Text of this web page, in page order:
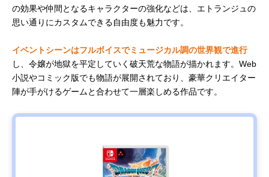
の効果や仲間となるキャラクターの強化などは、エトランジュの
思い通りにカスタムできる自由度も魅力です。
イベントシーンはフルボイスでミュージカル調の世界観で進行
し、令嬢が地獄を平定していく破天荒な物語が描かれます。Web
小説やコミック版でも物語が展開されており、豪華クリエイター
陣が手がけるゲームと合わせて一層楽しめる作品です。